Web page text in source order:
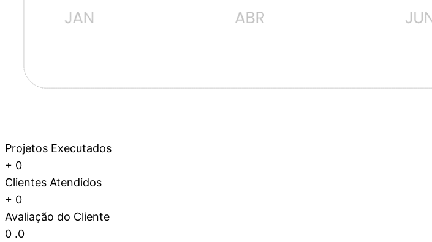
Projetos Executados
+ 0
Clientes Atendidos
+ 0
Avaliação do Cliente
0 .0